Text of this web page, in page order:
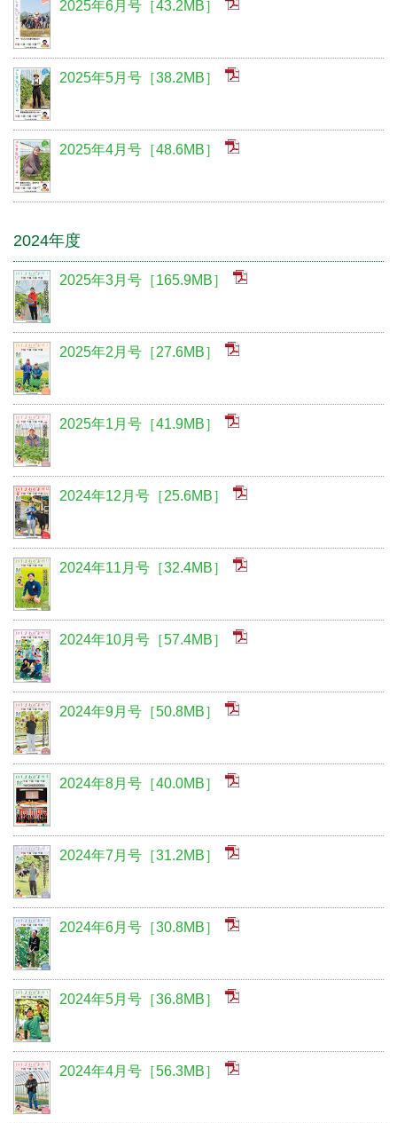
2025年6月号［43.2MB］
2025年5月号［38.2MB］
2025年4月号［48.6MB］
2024年度
2025年3月号［165.9MB］
2025年2月号［27.6MB］
2025年1月号［41.9MB］
2024年12月号［25.6MB］
2024年11月号［32.4MB］
2024年10月号［57.4MB］
2024年9月号［50.8MB］
2024年8月号［40.0MB］
2024年7月号［31.2MB］
2024年6月号［30.8MB］
2024年5月号［36.8MB］
2024年4月号［56.3MB］